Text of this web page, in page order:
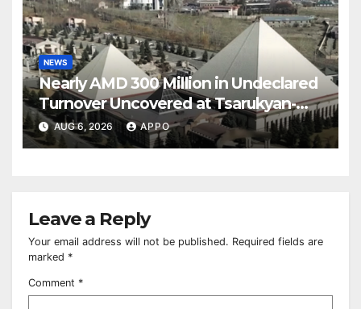
NEWS
Nearly AMD 300 Million in Undeclared
Turnover Uncovered at Tsarukyan-
Owned Entertainment Center
AUG 6, 2026 APPO
Leave a Reply
Your email address will not be published. Required fields are
marked *
Comment *